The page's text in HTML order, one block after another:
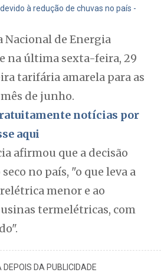
à redução de chuvas no país -
Nacional de Energia
na última sexta-feira, 29
tarifária amarela para as
de junho.
notícias por
aqui
afirmou que a decisão
no país, "o que leva a
menor e ao
termelétricas, com
DEPOIS DA PUBLICIDADE